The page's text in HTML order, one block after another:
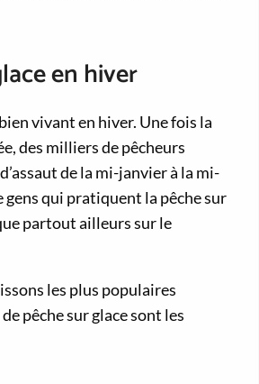
en hiver
vivant en hiver. Une fois la
des milliers de pêcheurs
de la mi-janvier à la mi-
gens qui pratiquent la pêche sur
partout ailleurs sur le
les plus populaires
pêche sur glace sont les